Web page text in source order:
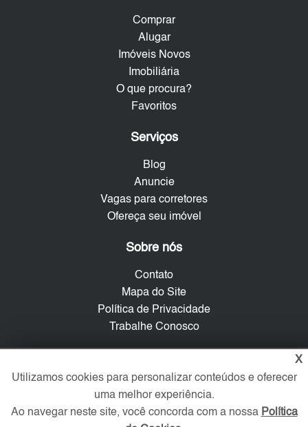
Comprar
Alugar
Imóveis Novos
Imobiliária
O que procura?
Favoritos
Serviços
Blog
Anuncie
Vagas para corretores
Ofereça seu imóvel
Sobre nós
Contato
Mapa do Site
Política de Privacidade
Trabalhe Conosco
Redes Sociais
X
Utilizamos cookies para personalizar conteúdos e oferecer
uma melhor experiência.
Ao navegar neste site, você concorda com a nossa Política